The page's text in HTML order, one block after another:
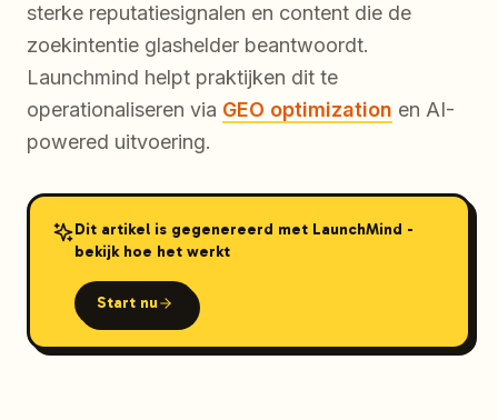
sterke reputatiesignalen en content die de
zoekintentie glashelder beantwoordt.
Launchmind helpt praktijken dit te
operationaliseren via GEO optimization en AI-
powered uitvoering.
Dit artikel is gegenereerd met LaunchMind -
bekijk hoe het werkt
Start nu